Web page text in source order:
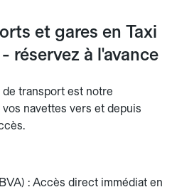
et gares en Taxi
réservez à l'avance
transport est notre
navettes vers et depuis
: Accès direct immédiat en